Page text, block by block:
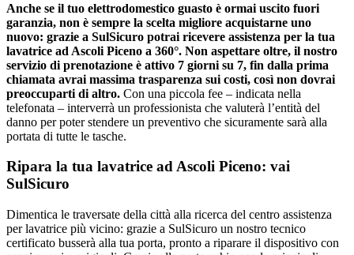
Anche se il tuo elettrodomestico guasto è ormai uscito fuori
garanzia, non è sempre la scelta migliore acquistarne uno
nuovo: grazie a SulSicuro potrai ricevere assistenza per la tua
lavatrice ad Ascoli Piceno a 360°. Non aspettare oltre, il nostro
servizio di prenotazione è attivo 7 giorni su 7, fin dalla prima
chiamata avrai massima trasparenza sui costi, così non dovrai
preoccuparti di altro. Con una piccola fee – indicata nella
telefonata – interverrà un professionista che valuterà l’entità del
danno per poter stendere un preventivo che sicuramente sarà alla
portata di tutte le tasche.
Ripara la tua lavatrice ad Ascoli Piceno: vai
SulSicuro
Dimentica le traversate della città alla ricerca del centro assistenza
per lavatrice più vicino: grazie a SulSicuro un nostro tecnico
certificato busserà alla tua porta, pronto a riparare il dispositivo con